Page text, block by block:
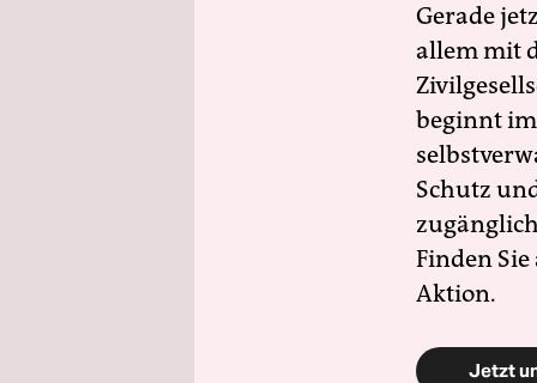
Gerade
allem mit
beginnt
Schutz
Finden
Aktion.
Jetzt